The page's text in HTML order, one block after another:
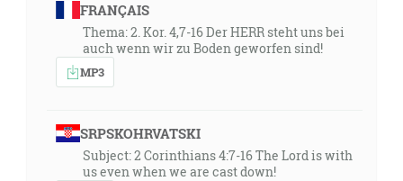
FRANÇAIS
Thema: 2. Kor. 4,7-16 Der HERR steht uns bei
auch wenn wir zu Boden geworfen sind!
MP3
SRPSKOHRVATSKI
Subject: 2 Corinthians 4:7-16 The Lord is with
us even when we are cast down!